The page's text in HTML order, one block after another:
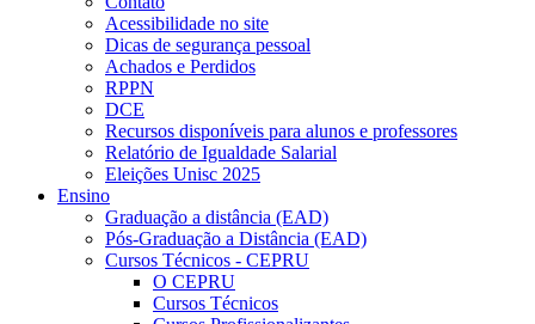
Acessibilidade no site
Dicas de segurança pessoal
Achados e Perdidos
RPPN
DCE
Recursos disponíveis para alunos e professores
Relatório de Igualdade Salarial
Eleições Unisc 2025
Ensino
Graduação a distância (EAD)
Pós-Graduação a Distância (EAD)
Cursos Técnicos - CEPRU
O CEPRU
Cursos Técnicos